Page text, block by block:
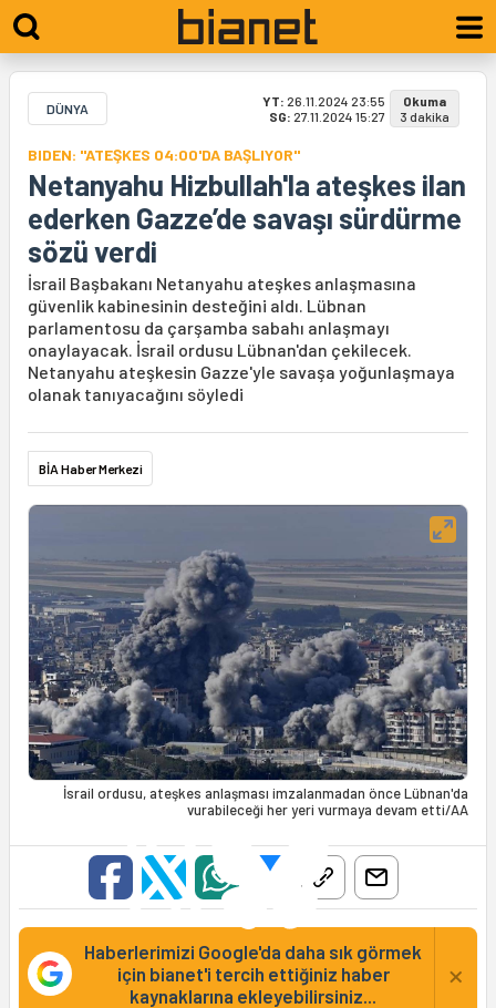
DÜNYA YT: 26.11.2024 23:55
SG: 27.11.2024 15:27
Okuma
3 dakika
BIDEN: "ATEŞKES 04:00'DA BAŞLIYOR"
Netanyahu Hizbullah'la ateşkes ilan
ederken Gazze’de savaşı sürdürme
sözü verdi
İsrail Başbakanı Netanyahu ateşkes anlaşmasına
güvenlik kabinesinin desteğini aldı. Lübnan
parlamentosu da çarşamba sabahı anlaşmayı
onaylayacak. İsrail ordusu Lübnan'dan çekilecek.
Netanyahu ateşkesin Gazze'yle savaşa yoğunlaşmaya
olanak tanıyacağını söyledi
BİA Haber Merkezi
İsrail ordusu, ateşkes anlaşması imzalanmadan önce Lübnan'da
vurabileceği her yeri vurmaya devam etti/AA
Haberlerimizi Google'da daha sık görmek
için bianet'i tercih ettiğiniz haber
kaynaklarına ekleyebilirsiniz...
×